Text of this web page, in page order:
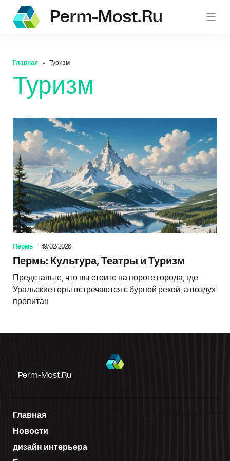
Perm-Most.ru
Главная Туризм
Туризм
Пермь 19/02/2026
Пермь: Культура, Театры и Туризм
Представьте, что вы стоите на пороге города, где
Уральские горы встречаются с бурной рекой, а воздух
пропитан
Perm-Most.ru
Главная
Новости
дизайн интерьера